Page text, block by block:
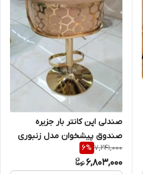
صندلی اپن کانتر بار جزیره
صندوق پیشخوان مدل زنبوری
جک دار رنگ بندی
7,241,000
6%
6,803,000